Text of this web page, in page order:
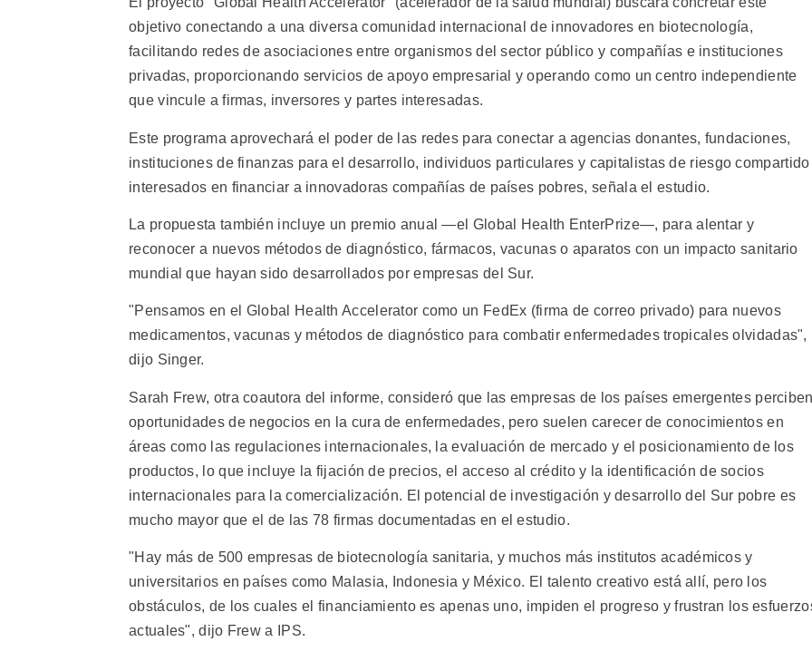
objetivo conectando a una diversa comunidad internacional de innovadores en biotecnología,
facilitando redes de asociaciones entre organismos del sector público y compañías e instituciones
privadas, proporcionando servicios de apoyo empresarial y operando como un centro independiente
que vincule a firmas, inversores y partes interesadas.
Este programa aprovechará el poder de las redes para conectar a agencias donantes, fundaciones,
instituciones de finanzas para el desarrollo, individuos particulares y capitalistas de riesgo compartido
interesados en financiar a innovadoras compañías de países pobres, señala el estudio.
La propuesta también incluye un premio anual —el Global Health EnterPrize—, para alentar y
reconocer a nuevos métodos de diagnóstico, fármacos, vacunas o aparatos con un impacto sanitario
mundial que hayan sido desarrollados por empresas del Sur.
"Pensamos en el Global Health Accelerator como un FedEx (firma de correo privado) para nuevos
medicamentos, vacunas y métodos de diagnóstico para combatir enfermedades tropicales olvidadas",
dijo Singer.
Sarah Frew, otra coautora del informe, consideró que las empresas de los países emergentes
oportunidades de negocios en la cura de enfermedades, pero suelen carecer de conocimientos en
áreas como las regulaciones internacionales, la evaluación de mercado y el posicionamiento de los
productos, lo que incluye la fijación de precios, el acceso al crédito y la identificación de socios
internacionales para la comercialización. El potencial de investigación y desarrollo del Sur pobre es
mucho mayor que el de las 78 firmas documentadas en el estudio.
"Hay más de 500 empresas de biotecnología sanitaria, y muchos más institutos académicos y
universitarios en países como Malasia, Indonesia y México. El talento creativo está allí, pero los
obstáculos, de los cuales el financiamiento es apenas uno, impiden el progreso y frustran los
actuales", dijo Frew a IPS.